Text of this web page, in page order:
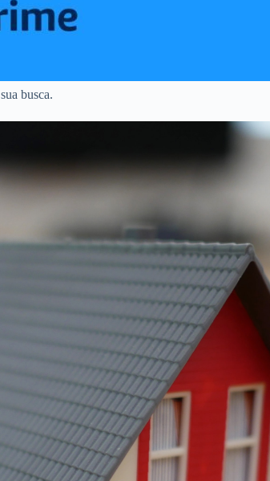
busca.